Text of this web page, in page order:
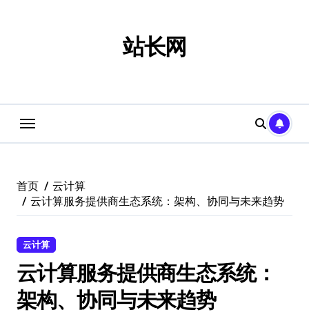
站长网
首页
云计算
云计算服务提供商生态系统：架构、协同与未来趋势
云计算
云计算服务提供商生态系统：
架构、协同与未来趋势